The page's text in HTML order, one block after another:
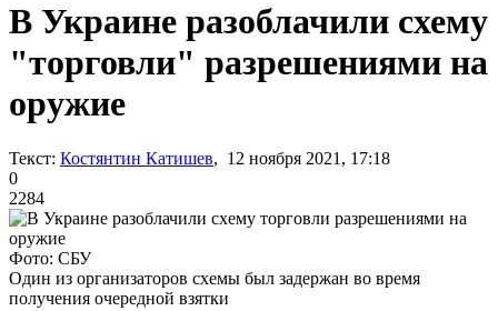
В Украине разоблачили схему
"торговли" разрешениями на
оружие
Текст: Костянтин Катишев, 12 ноября 2021, 17:18
0
2284
Фото: СБУ
Один из организаторов схемы был задержан во время
получения очередной взятки